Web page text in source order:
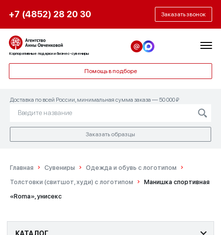
+7 (4852) 28 20 30 Заказать звонок
Корпоративные подарки и бизнес-сувениры
Помощь в подборе
Доставка по всей России, минимальная сумма заказа — 50 000 ₽
Заказать образцы
Главная Сувениры
Одежда и обувь с логотипом
Толстовки (свитшот, худи) с логотипом
Манишка спортивная
«Roma», унисекс
КАТАЛОГ